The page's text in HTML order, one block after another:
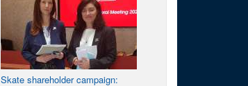
Skate shareholder campaign: